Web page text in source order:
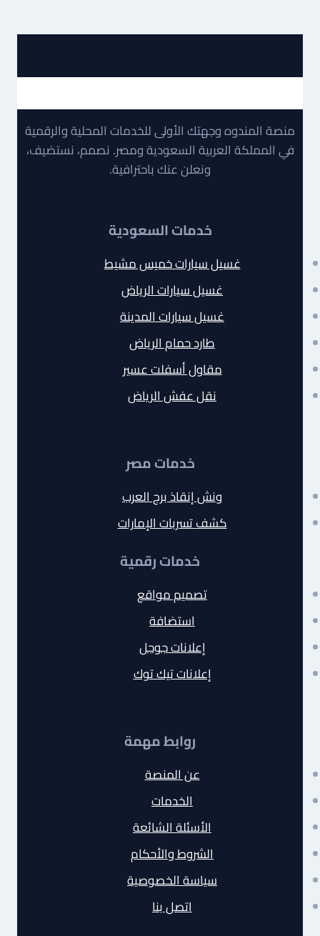
منصة المندوه وجهتك الأولى للخدمات المحلية والرقمية
في المملكة العربية السعودية ومصر. نصمم، نستضيف،
ونعلن عنك باحترافية.
خدمات السعودية
غسيل سيارات خميس مشيط
غسيل سيارات الرياض
غسيل سيارات المدينة
طارد حمام الرياض
مقاول أسفلت عسير
نقل عفش الرياض
خدمات مصر
ونش إنقاذ برج العرب
كشف تسربات الإمارات
خدمات رقمية
تصميم مواقع
استضافة
إعلانات جوجل
إعلانات تيك توك
روابط مهمة
عن المنصة
الخدمات
الأسئلة الشائعة
الشروط والأحكام
سياسة الخصوصية
اتصل بنا